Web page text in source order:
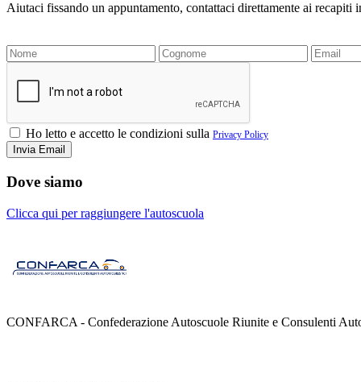
Aiutaci fissando un appuntamento, contattaci direttamente ai
Ho letto e accetto le condizioni sulla Privacy Policy
Dove siamo
Clicca qui per raggiungere l'autoscuola
CONFARCA - Confederazione Autoscuole Riunite e Consulenti